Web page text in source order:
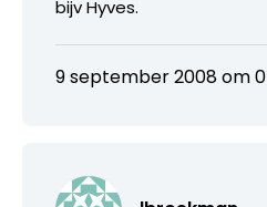
bijv Hyves.
9 september 2008 om